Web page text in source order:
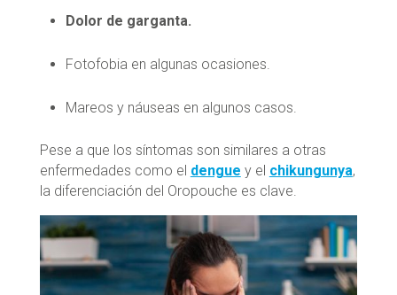
Dolor de garganta.
Fotofobia en algunas ocasiones.
Mareos y náuseas en algunos casos.
Pese a que los síntomas son similares a otras
enfermedades como el dengue y el chikungunya,
la diferenciación del Oropouche es clave.